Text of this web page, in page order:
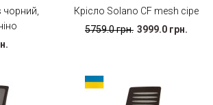
чорний,
Крісло Solano CF mesh сіре
5759.0 грн. 3999.0 грн.